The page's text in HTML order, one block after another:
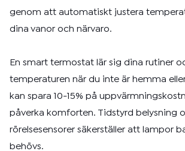
genom att automatiskt justera
dina vanor och närvaro.
En smart termostat lär sig dina rutiner
temperaturen när du inte är hemma
kan spara 10-15% på
påverka komforten. Tidstyrd belysning
rörelsesensorer säkerställer att lampor
behövs.